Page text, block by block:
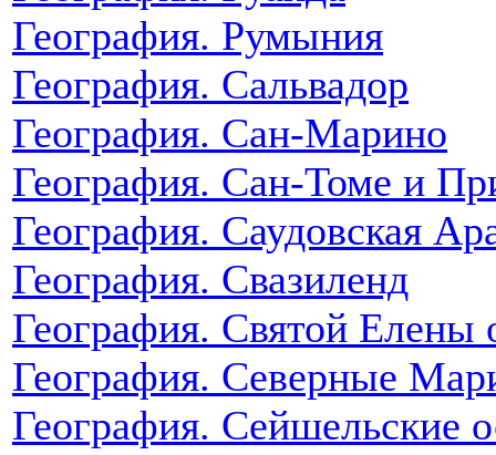
География. Румыния
География. Сальвадор
География. Сан-Марино
География. Сан-Томе и
География. Саудовская
География. Свазиленд
География. Святой Елены
География. Северные
География. Сейшельские